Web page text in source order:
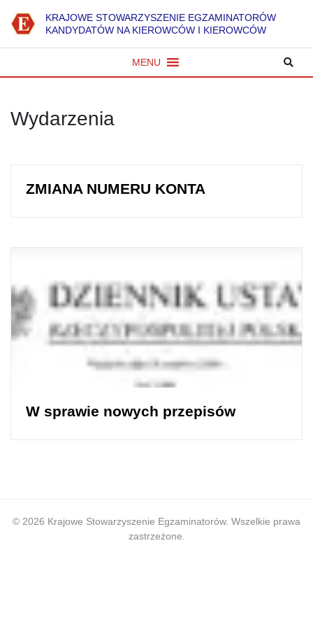
KRAJOWESTOWARZYSZENIE EGZAMINATORÓW
KANDYDATÓW NA KIEROWCÓW I KIEROWCÓW
MENU
Wydarzenia
ZMIANA NUMERU KONTA
W sprawie nowych przepisów
© 2026 Krajowe Stowarzyszenie Egzaminatorów. Wszelkie prawa
zastrzeżone.